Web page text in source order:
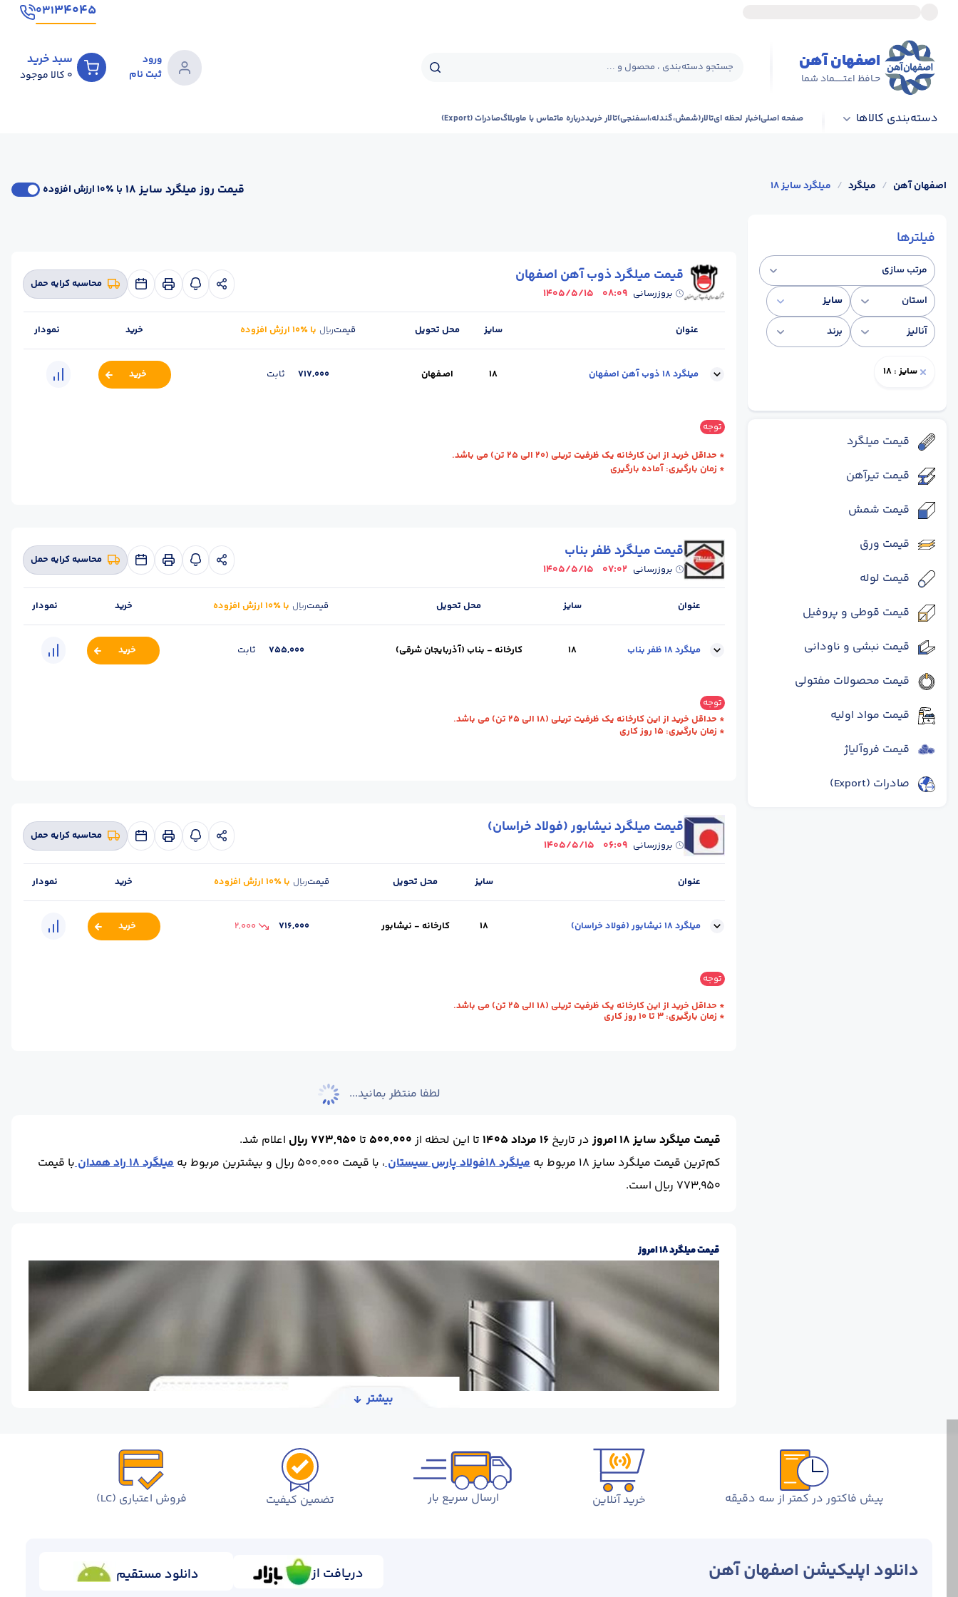
۳۴۰۴۵۰۳۱
اصفهان آهن
حـافظ اعتــــــماد شما
جستجو دسته‌بندی ، محصول و ...
ورود
ثبت نام
سبد خرید
0 کالا موجود
دسته‌بندی کالاها صفحه اصلیاخبار لحظه ایتالار(شمش،گندله،اسفنجی)تالار خریددرباره ماتماس با ماوبلاگصادرات (Export)
اصفهان آهن / میلگرد / میلگرد سایز 18 قیمت روز میلگرد سایز 18 با ٪۱۰ ارزش افزوده
فیلترها
مرتب سازی
استان
سایز
آنالیز
برند
سایز : 18
قیمت میلگرد
قیمت تیرآهن
قیمت شمش
قیمت ورق
قیمت لوله
قیمت قوطی و پروفیل
قیمت نبشی و ناودانی
قیمت محصولات مفتولی
قیمت مواد اولیه
قیمت فروآلیاژ
صادرات (Export)
قیمت میلگرد ذوب آهن اصفهان
بروزرسانی 08:09
1405/5/15
محاسبه کرایه حمل
عنوان سایز محل تحویل قیمتریال با ٪۱۰ ارزش افزوده خرید نمودار
میلگرد 18 ذوب آهن اصفهان 18 اصـفهان 717,000 ثابت خرید
سایز :توجه
* حداقل خرید از این کارخانه یک ظرفیت تریلی (20 الی 25 تن) می باشد.
* زمان بارگیری: آماده بارگیری
قیمت میلگرد ظفر بناب
بروزرسانی 07:02
1405/5/15
محاسبه کرایه حمل
عنوان سایز محل تحویل قیمتریال با ٪۱۰ ارزش افزوده خرید نمودار
میلگرد 18 ظفر بناب 18 کارخانه - بناب (آذربایجان شرقی) 755,000 ثابت خرید
سایز :توجه
* حداقل خرید از این کارخانه یک ظرفیت تریلی (18 الی 25 تن) می باشد.
* زمان بارگیری: 15 روز کاری
قیمت میلگرد نیشابور (فولاد خراسان)
بروزرسانی 06:09
1405/5/15
محاسبه کرایه حمل
عنوان سایز محل تحویل قیمتریال با ٪۱۰ ارزش افزوده خرید نمودار
میلگرد 18 نیشابور (فولاد خراسان) 18 کارخانه - نیشابور 716,000
2,000 خرید
سایز :توجه
* حداقل خرید از این کارخانه یک ظرفیت تریلی (18 الی 25 تن) می باشد.
* زمان بارگیری: 3 تا 10 روز کاری
لطفا منتظر بمانید...
قیمت میلگرد سایز 18 امروز در تاریخ16 مرداد 1405 تا این لحظه از500,000 تا 773,950 ریال
اعلام شد.
کم‌ترین قیمت میلگرد سایز 18 مربوط به
میلگرد 18فولاد پارس سیستان ، با قیمت 500,000 ریال و بیشترین مربوط به میلگرد 18 راد همدان
با قیمت
773,950 ریال است.
قیمت میلگرد 18 امروز
بیشتر
پیش فاکتور در کمتر از سه دقیقه خرید آنلاین ارسال سریع بار تضمین کیفیت فروش اعتباری (LC)
دانلود اپلیکیشن اصفهان آهن دریافت از دانلود مستقیم